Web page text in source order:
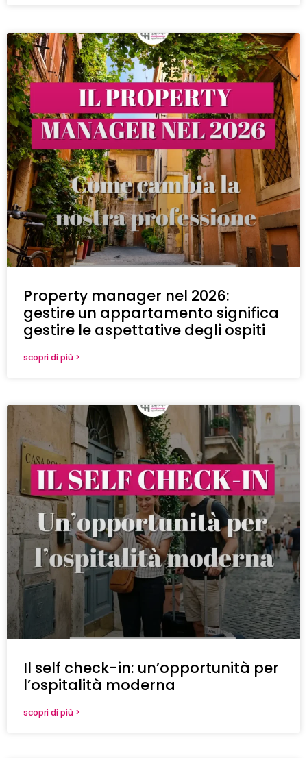
Property manager nel 2026:
gestire un appartamento significa
gestire le aspettative degli ospiti
scopri di più >
Il self check-in: un’opportunità per
l’ospitalità moderna
scopri di più >